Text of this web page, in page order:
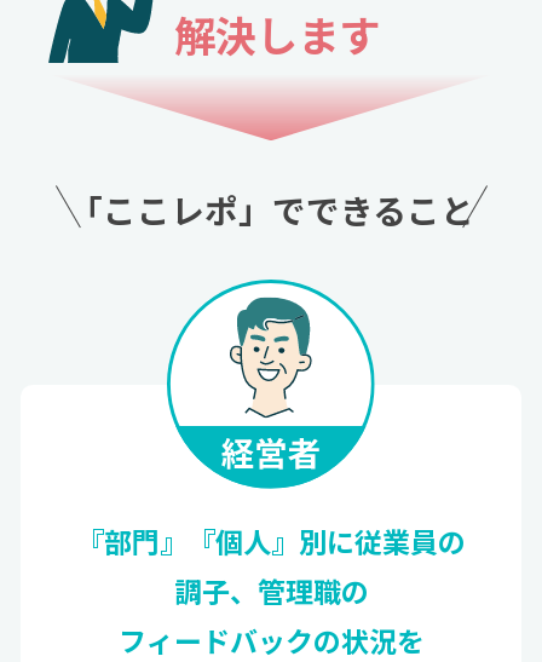
解決します
「ここレポ」でできること
『部門』『個人』別に従業員の
調子、管理職の
フィードバックの状況を